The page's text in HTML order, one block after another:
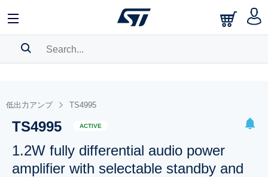
BOOKMARK
Pleaselog in to show your saved searches.
低出力アンプ TS4995
TS4995 ACTIVE
1.2W fully differential audio power
amplifier with selectable standby and